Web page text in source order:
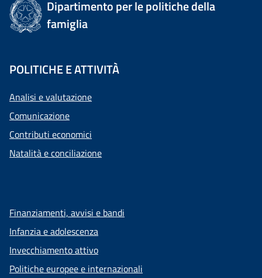
Dipartimento per le politiche della
famiglia
POLITICHE E ATTIVITÀ
Analisi e valutazione
Comunicazione
Contributi economici
Natalità e conciliazione
Finanziamenti, avvisi e bandi
Infanzia e adolescenza
Invecchiamento attivo
Politiche europee e internazionali